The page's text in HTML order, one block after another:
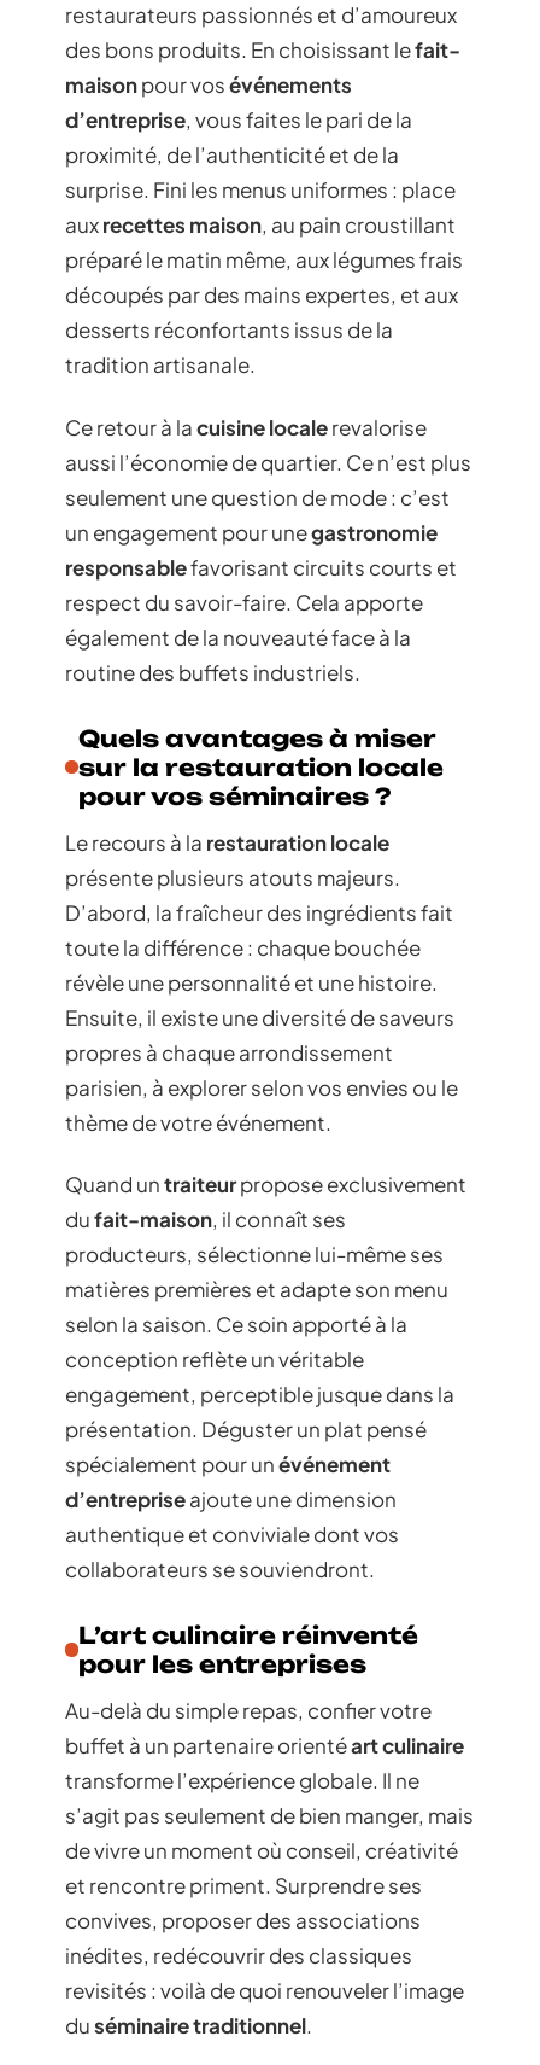
restaurateurs passionnés et d’amoureux
des bons produits. En choisissant lefait-
maisonpour vosévénements
d’entreprise, vous faites le pari de la
proximité, de l’authenticité et de la
surprise. Fini les menus uniformes : place
auxrecettes maison, au pain croustillant
préparé le matin même, aux légumes frais
découpés par des mains expertes, et aux
desserts réconfortants issus de la
tradition artisanale.
Ce retour à lacuisine localerevalorise
aussi l’économie de quartier. Ce n’est plus
seulement une question de mode : c’est
un engagement pour unegastronomie
responsablefavorisant circuits courts et
respect du savoir-faire. Cela apporte
également de la nouveauté face à la
routine des buffets industriels.
Quels avantages à miser
sur la restauration locale
pour vos séminaires ?
Le recours à la restauration locale
présente plusieurs atouts majeurs.
D’abord, la fraîcheur des ingrédients fait
toute la différence : chaque bouchée
révèle une personnalité et une histoire.
Ensuite, il existe une diversité de saveurs
propres à chaque arrondissement
parisien, à explorer selon vos envies ou le
thème de votre événement.
Quand untraiteurpropose exclusivement
dufait-maison, il connaît ses
producteurs, sélectionne lui-même ses
matières premières et adapte son menu
selon la saison. Ce soin apporté à la
conception reflète un véritable
engagement, perceptible jusque dans la
présentation. Déguster un plat pensé
spécialement pour unévénement
d’entrepriseajoute une dimension
authentique et conviviale dont vos
collaborateurs se souviendront.
L’art culinaire réinventé
pour les entreprises
Au-delà du simple repas, confier votre
buffet à un partenaire orientéart culinaire
transforme l’expérience globale. Il ne
s’agit pas seulement de bien manger, mais
de vivre un moment où conseil, créativité
et rencontre priment. Surprendre ses
convives, proposer des associations
inédites, redécouvrir des classiques
revisités : voilà de quoi renouveler l’image
duséminaire traditionnel.